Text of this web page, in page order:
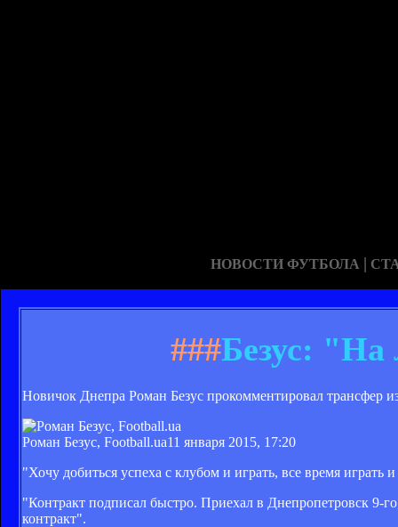
НОВОСТИ ФУТБОЛА |
###Безус: "На
Новичок Днепра Роман Безус прокомментировал трансфер
Роман Безус, Football.ua11 января 2015, 17:20
"Хочу добиться успеха с клубом и играть, все время
"Контракт подписал быстро. Приехал в Днепропетровск 9-
контракт".